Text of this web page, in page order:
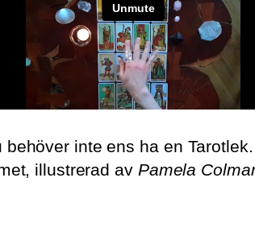
inte ens ha en
illustrerad av Pamela